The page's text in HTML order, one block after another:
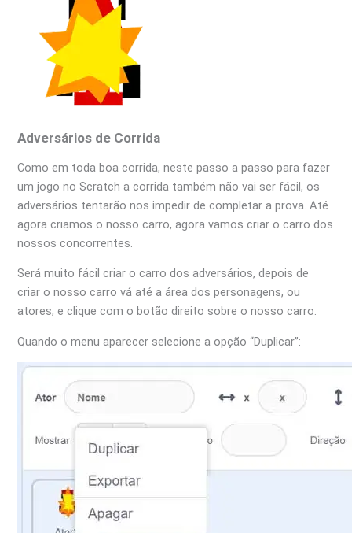
Adversários de Corrida
Como em toda boa corrida, neste passo a passo para fazer
um jogo no Scratch a corrida também não vai ser fácil, os
adversários tentarão nos impedir de completar a prova. Até
agora criamos o nosso carro, agora vamos criar o carro dos
nossos concorrentes.
Será muito fácil criar o carro dos adversários, depois de
criar o nosso carro vá até a área dos personagens, ou
atores, e clique com o botão direito sobre o nosso carro.
Quando o menu aparecer selecione a opção “Duplicar”: